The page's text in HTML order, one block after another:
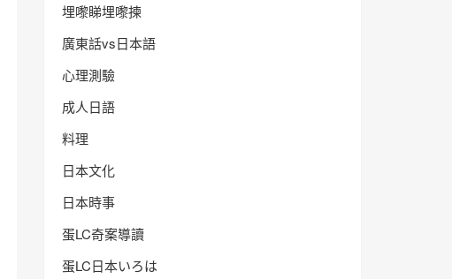
埋嚟睇埋嚟揀
廣東話vs日本語
心理測驗
成人日語
料理
日本文化
日本時事
蛋LC奇案導讀
蛋LC日本いろは